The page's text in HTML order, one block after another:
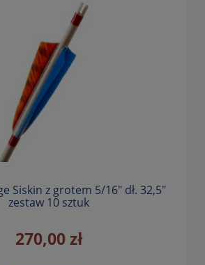
Siskin z grotem 5/16" dł. 32,5"
zestaw 10 sztuk
270,00 zł